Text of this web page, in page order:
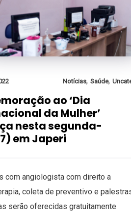
Notícias, Saúde,
ao ‘Dia
da Mulher’
nesta segunda-
em Japeri
com angiologista com direito a
coleta de preventivo e
serão oferecidas gratuitamente